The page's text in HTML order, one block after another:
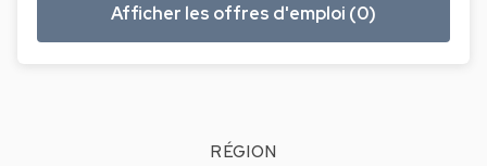
Afficher les offres d'emploi (0)
RÉGION